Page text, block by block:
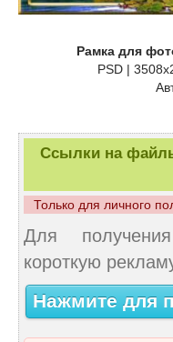
Рамка для
PSD |
Ссылки на
Только для личного
Для
короткую
Нажмите для